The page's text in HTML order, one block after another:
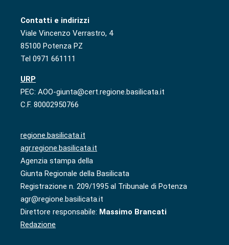
Contatti e indirizzi
Viale Vincenzo Verrastro, 4
85100 Potenza PZ
Tel 0971 661111
URP
PEC: AOO-giunta@cert.regione.basilicata.it
C.F. 80002950766
regione.basilicata.it
agr.regione.basilicata.it
Agenzia stampa della
Giunta Regionale della Basilicata
Registrazione n. 209/1995 al Tribunale di Potenza
agr@regione.basilicata.it
Direttore responsabile: Massimo Brancati
Redazione